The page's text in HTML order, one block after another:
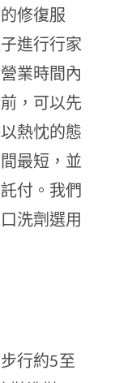
修復服
進行行家
業時間內
，可以先
熱忱的態
最短，並
付。我們
洗劑選用
行約5至